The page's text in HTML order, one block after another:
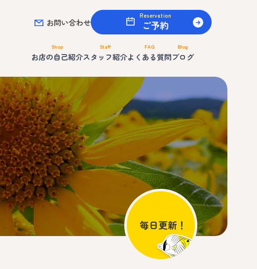
お問い合わせ
Reservation
ご予約
Shop
お店の自己紹介
Staff
スタッフ紹介
FAQ
よくある質問
Blog
ブログ